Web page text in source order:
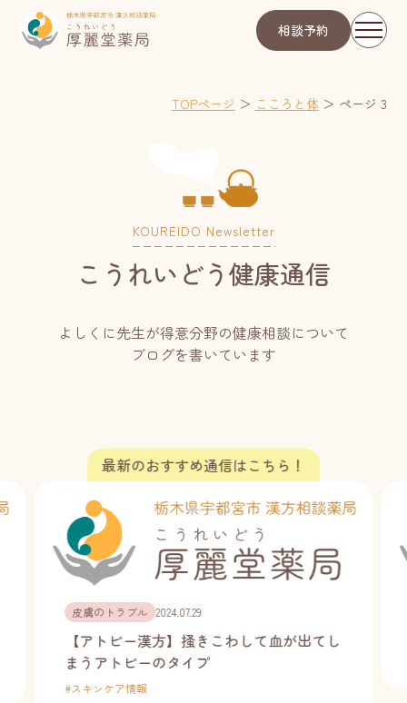
相談予約
TOPページ ＞ こころと体＞ ページ 3
KOUREIDO Newsletter
こうれいどう健康通信
よしくに先生が得意分野の健康相談について
ブログを書いています
皮膚のトラブル 2024.07.29
【アトピー漢方】掻きこわして血が出てし
まうアトピーのタイプ
#スキンケア情報